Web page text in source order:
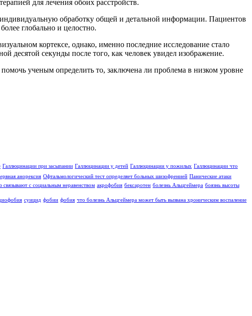
для лечения обоих расстройств.
обработку общей и детальной информации. Пациентов
глобально и целостно.
кортексе, однако, именно последние исследование стало
десятой секунды после того, как человек увидел изображение.
ученым определить то, заключена ли проблема в низком уровне
Галлюцинации при засыпании Галлюцинации у детей Галлюцинации у пожилых Галлюцинации что
анорексия Офтальмологический тест определяет больных шизофренией Панические атаки
с социальным неравенством акрофобия бексаротен болезнь Альцгеймера боязнь высоты
суицид фобии фобия что болезнь Альцгеймера может быть вызвана хроническим воспаление